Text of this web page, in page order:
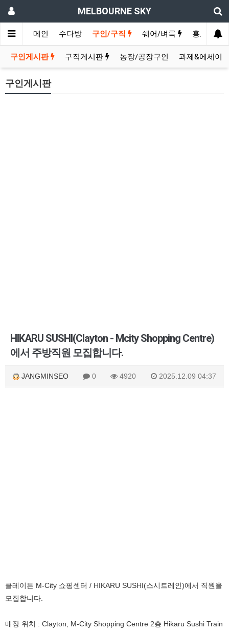
MELBOURNE SKY
메인 수다방 구인/구직 쉐어/벼룩 홍보방
구인게시판 구직게시판 농장/공장구인 과제&에세이
구인게시판
HIKARU SUSHI(Clayton - Mcity Shopping Centre)
에서 주방직원 모집합니다.
JANGMINSEO 0 4920 2025.12.09 04:37
클레이튼 M-City 쇼핑센터 / HIKARU SUSHI(스시트레인)에서 직원을
모집합니다.
매장 위치 : Clayton, M-City Shopping Centre 2층 Hikaru Sushi Train